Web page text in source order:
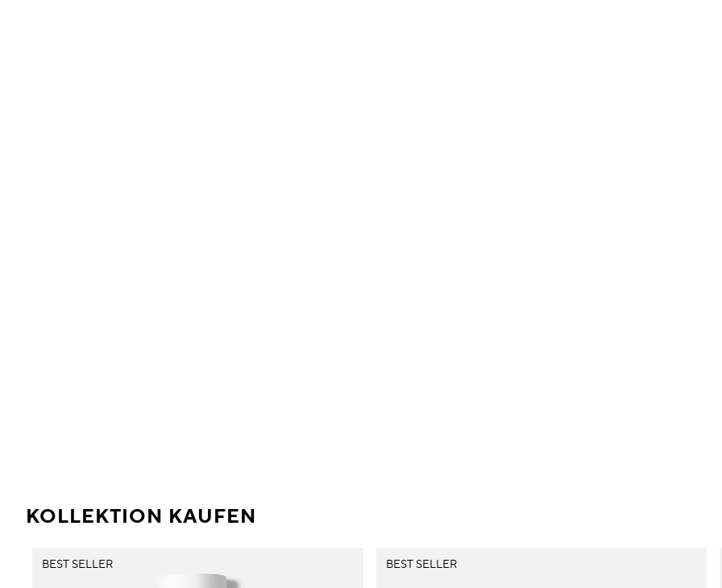
KOLLEKTION KAUFEN
BEST SELLER BEST SELLER